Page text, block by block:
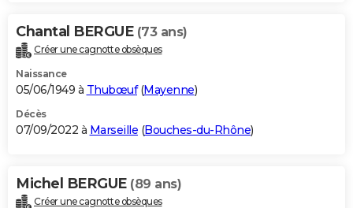
Chantal BERGUE (73 ans)
Créer une cagnotte obsèques
Naissance
05/06/1949 à Thubœuf(Mayenne)
Décès
07/09/2022 à Marseille (Bouches-du-Rhône)
Michel BERGUE (89 ans)
Créer une cagnotte obsèques